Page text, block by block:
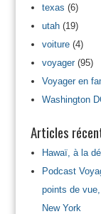
texas (6)
utah(19)
voiture(4)
voyager(95)
Voyager en
Washington
Articles
Hawaï, à la
Podcast
points de
New York